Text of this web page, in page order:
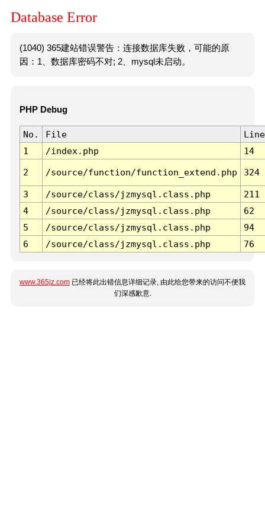
Database Error
(1040) 365建站错误警告：连接数据库失败，可能的原
因：1、数据库密码不对; 2、mysql未启动。
PHP Debug
No. File
Line
1
/index.php 14
2 /source/function/function_extend.php 324
3 /source/class/jzmysql.class.php
211
4
/source/class/jzmysql.class.php
62
5
/source/class/jzmysql.class.php
94
6
/source/class/jzmysql.class.php 76
www.365jz.com 已经将此出错信息详细记录, 由此给您带来的访问不便我
们深感歉意.